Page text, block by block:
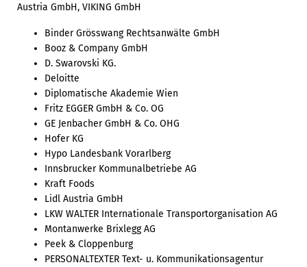
Austria GmbH, VIKING GmbH
Binder Grösswang Rechtsanwälte GmbH
Booz & Company GmbH
D. Swarovski KG.
Deloitte
Diplomatische Akademie Wien
Fritz EGGER GmbH & Co. OG
GE Jenbacher GmbH & Co. OHG
Hofer KG
Hypo Landesbank Vorarlberg
Innsbrucker Kommunalbetriebe AG
Kraft Foods
Lidl Austria GmbH
LKW WALTER Internationale Transportorganisation AG
Montanwerke Brixlegg AG
Peek & Cloppenburg
PERSONALTEXTER Text- u. Kommunikationsagentur